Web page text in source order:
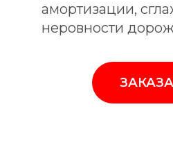
амортизации,
неровности